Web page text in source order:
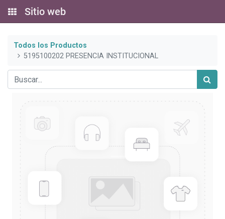
Sitio web
Todos los Productos
5195100202 PRESENCIA INSTITUCIONAL